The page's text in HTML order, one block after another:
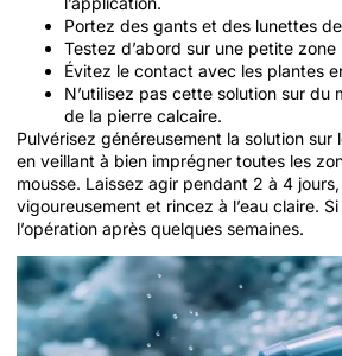
Portez des gants et des lunettes
Testez d’abord sur une petite zone
Évitez le contact avec les plantes
N’utilisez pas cette solution sur du
de la pierre calcaire.
Pulvérisez généreusement la solution sur
en veillant à bien imprégner toutes les
mousse. Laissez agir pendant 2 à 4
vigoureusement et rincez à l’eau claire.
l’opération après quelques semaines.